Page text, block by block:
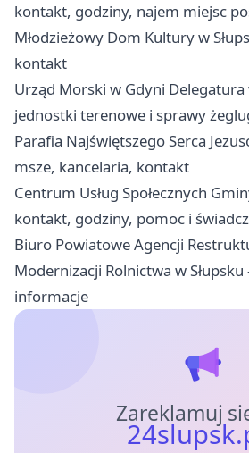
kontakt, godziny, najem miejsc
Młodzieżowy Dom Kultury w
kontakt
Urząd Morski w Gdyni Delegatura
jednostki terenowe i sprawy
Parafia Najświętszego Serca
msze, kancelaria, kontakt
Centrum Usług Społecznych
kontakt, godziny, pomoc i
Biuro Powiatowe Agencji
Modernizacji Rolnictwa w
informacje
Zareklamuj